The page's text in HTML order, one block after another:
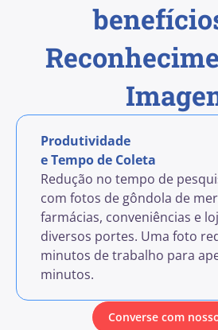
Produtividade
e Tempo de Coleta
Redução no tempo de
com fotos de gôndola de
farmácias, conveniências e
diversos portes. Uma foto
minutos de trabalho para
minutos.
Converse com